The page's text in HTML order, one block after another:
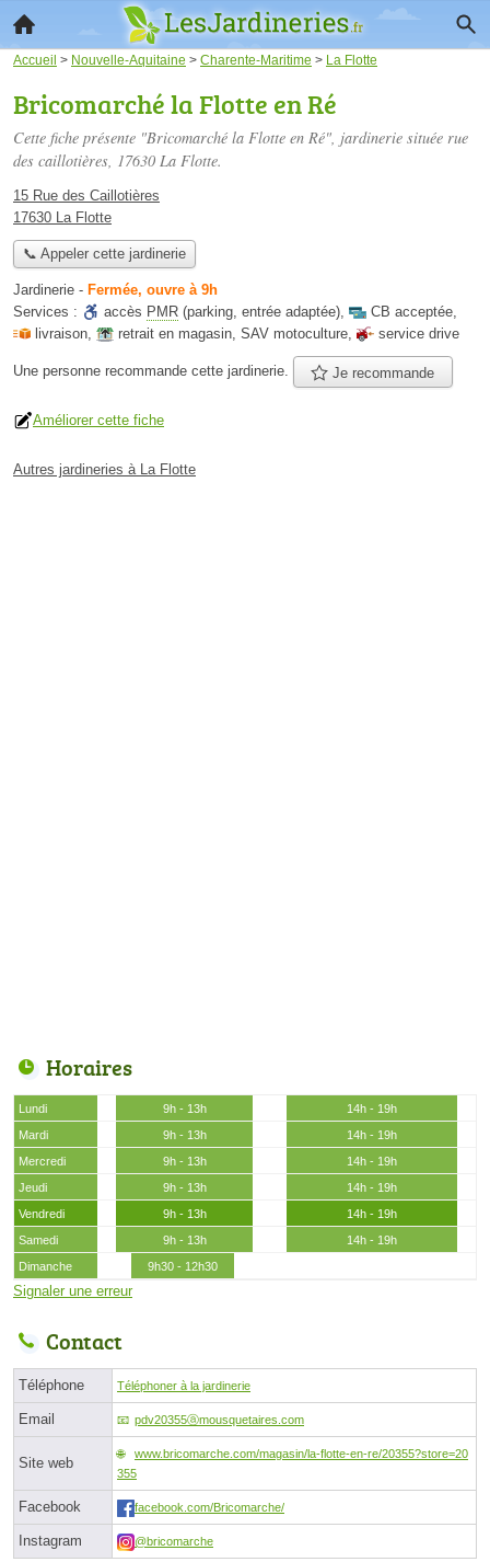
Accueil > Nouvelle-Aquitaine > Charente-Maritime > La Flotte
Bricomarché la Flotte en Ré
Cette fiche présente "Bricomarché la Flotte en Ré", jardinerie située rue
des caillotières, 17630 La Flotte.
15 Rue des Caillotières
17630 La Flotte
📞 Appeler cette jardinerie
Jardinerie - Fermée, ouvre à 9h
Services :
accès PMR (parking, entrée adaptée), CB acceptée,
livraison, retrait en magasin, SAV motoculture, service drive
Une personne recommande cette jardinerie. Je recommande
Améliorer cette fiche
Autres jardineries à La Flotte
Horaires
Lundi 9h - 13h
14h - 19h
Mardi
9h - 13h
14h - 19h
Mercredi
9h - 13h
14h - 19h
Jeudi
9h - 13h
14h - 19h
Vendredi
9h - 13h
14h - 19h
Samedi
9h - 13h
14h - 19h
Dimanche
9h30 - 12h30
Signaler une erreur
Contact
Téléphone Téléphoner à la jardinerie
Email pdv20355ⓐmousquetaires.com
Site web
www.bricomarche.com/magasin/la-flotte-en-re/20355?store=20
355
Facebook facebook.com/Bricomarche/
Instagram @bricomarche